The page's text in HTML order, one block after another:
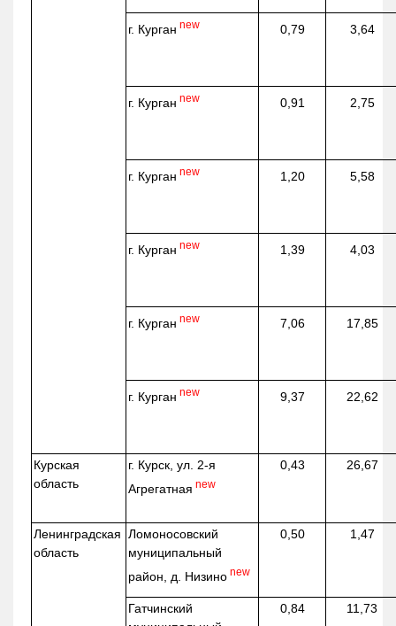
г. Курган new 0,79 3,64
г. Курган new 0,91 2,75
г. Курган new 1,20 5,58
г. Курган new 1,39 4,03
г. Курган new 7,06 17,85
г. Курган new 9,37 22,62
Курская
область
г. Курск, ул. 2-я
Агрегатная new
0,43 26,67
Ленинградская
область
Ломоносовский
муниципальный
район, д. Низино new
0,50 1,47
Гатчинский
0,84 11,73